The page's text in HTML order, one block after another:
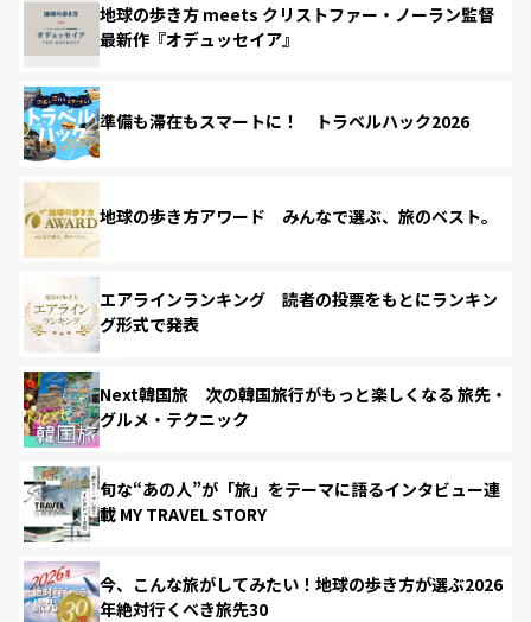
地球の歩き方 meets クリストファー・ノーラン監督
最新作『オデュッセイア』
準備も滞在もスマートに！ トラベルハック2026
地球の歩き方アワード みんなで選ぶ、旅のベスト。
エアラインランキング 読者の投票をもとにランキン
グ形式で発表
Next韓国旅 次の韓国旅行がもっと楽しくなる 旅先・
グルメ・テクニック
旬な“あの人”が「旅」をテーマに語るインタビュー連
載 MY TRAVEL STORY
今、こんな旅がしてみたい！地球の歩き方が選ぶ2026
年絶対行くべき旅先30